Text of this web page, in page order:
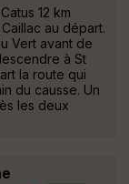
12 km
au départ.
Vert avant de
à St
la route qui
du causse. Un
les deux